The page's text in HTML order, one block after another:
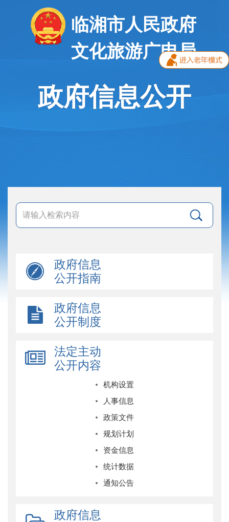
临湘市人民政府
文化旅游广电局
政府信息公开
政府信息
公开指南
政府信息
公开制度
法定主动
公开内容
机构设置
人事信息
政策文件
规划计划
资金信息
统计数据
通知公告
政府信息